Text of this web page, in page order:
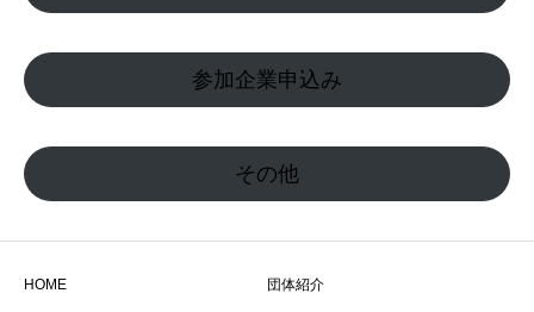
参加企業申込み
その他
HOME 団体紹介